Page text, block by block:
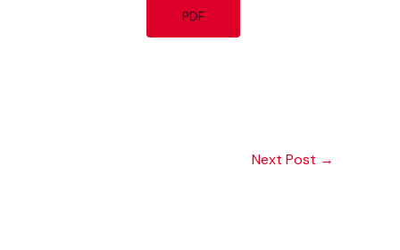
PDF
Next Post →